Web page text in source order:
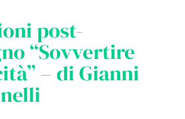
post-
“Sovvertire
– di Gianni